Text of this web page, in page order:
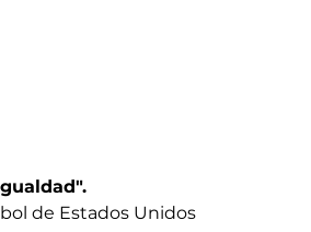
de Estados Unidos